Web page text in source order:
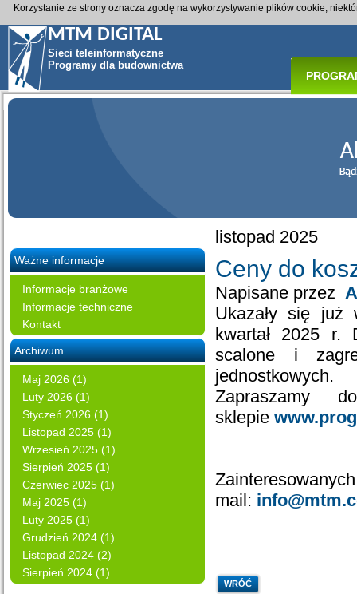
MTM DIGITAL
Sieci teleinformatyczne
Programy dla budownictwa
Ważne informacje
Informacje branżowe
Informacje techniczne
Kontakt
Archiwum
Maj 2026 (1)
Luty 2026 (1)
Styczeń 2026 (1)
Listopad 2025 (1)
Wrzesień 2025 (1)
Sierpień 2025 (1)
Czerwiec 2025 (1)
Maj 2025 (1)
Luty 2025 (1)
Grudzień 2024 (1)
Listopad 2024 (2)
Sierpień 2024 (1)
listopad 2025
Ceny do
Napisane przez
Ukazały się
kwartał 2025 r.
scalone i
jednostkowych.
Zapraszamy
sklepie
mail:
WRÓĆ
Korzystanie ze strony oznacza zgodę na wykorzystywanie plików cookie,